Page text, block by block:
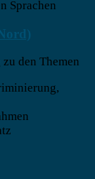
Sprachen
den Themen